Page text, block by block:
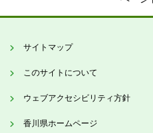
サイトマップ
このサイトについて
ウェブアクセシビリティ方針
香川県ホームページ